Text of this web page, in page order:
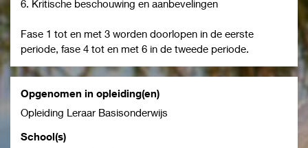
6. Kritische beschouwing en aanbevelingen
Fase 1 tot en met 3 worden doorlopen in de eerste
periode, fase 4 tot en met 6 in de tweede periode.
Opgenomen in opleiding(en)
Opleiding Leraar Basisonderwijs
School(s)